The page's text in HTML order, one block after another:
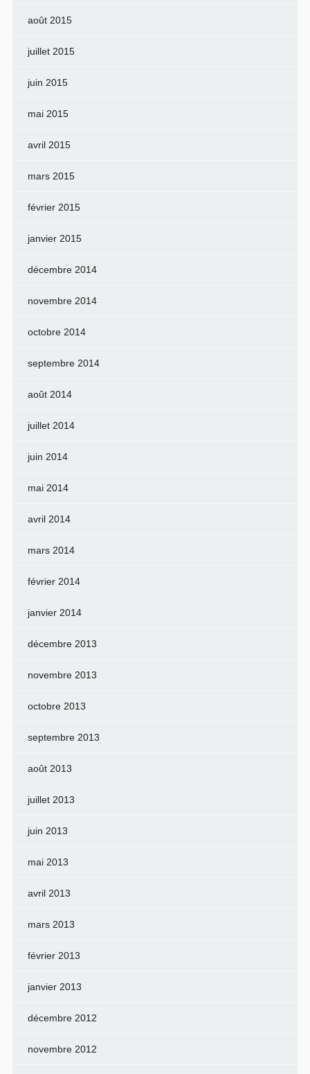
août 2015
juillet 2015
juin 2015
mai 2015
avril 2015
mars 2015
février 2015
janvier 2015
décembre 2014
novembre 2014
octobre 2014
septembre 2014
août 2014
juillet 2014
juin 2014
mai 2014
avril 2014
mars 2014
février 2014
janvier 2014
décembre 2013
novembre 2013
octobre 2013
septembre 2013
août 2013
juillet 2013
juin 2013
mai 2013
avril 2013
mars 2013
février 2013
janvier 2013
décembre 2012
novembre 2012